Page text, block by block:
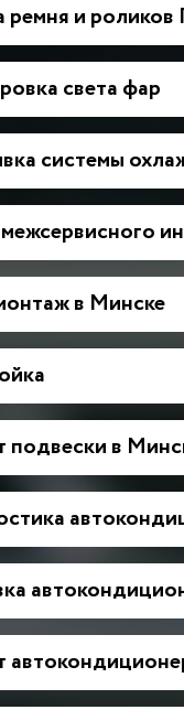
ремня и
света фар
системы
в Минске
подвески в